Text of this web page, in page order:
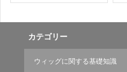
カテゴリー
ウィッグに関する基礎知識